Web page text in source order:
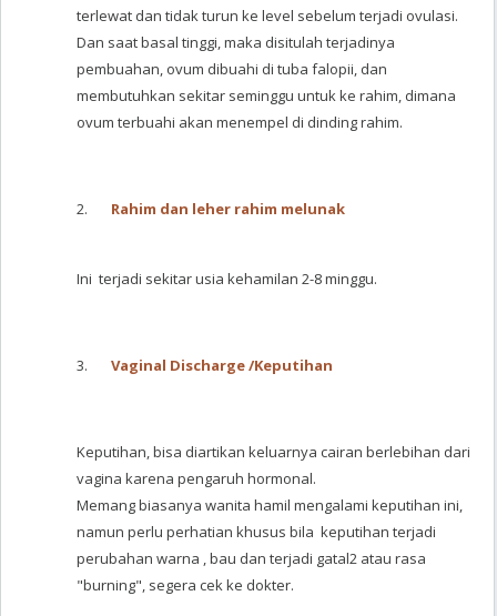
terlewat dan tidak turun ke level sebelum terjadi ovulasi.
Dan saat basal tinggi, maka disitulah terjadinya
pembuahan, ovum dibuahi di tuba falopii, dan
membutuhkan sekitar seminggu untuk ke rahim, dimana
ovum terbuahi akan menempel di dinding rahim.
2. Rahim dan leher rahim melunak
Ini terjadi sekitar usia kehamilan 2-8 minggu.
3. Vaginal Discharge /Keputihan
Keputihan, bisa diartikan keluarnya cairan berlebihan dari
vagina karena pengaruh hormonal.
Memang biasanya wanita hamil mengalami keputihan ini,
namun perlu perhatian khusus bila keputihan terjadi
perubahan warna , bau dan terjadi gatal2 atau rasa
"burning", segera cek ke dokter.